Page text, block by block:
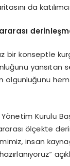
da
bir konseptle
olgunluğunu
Kurulu
ölçekte
insan